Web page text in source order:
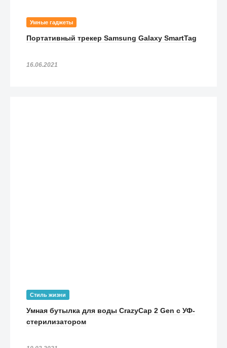
Умные гаджеты
Портативный трекер Samsung Galaxy SmartTag
16.06.2021
Стиль жизни
Умная бутылка для воды CrazyCap 2 Gen с УФ-
стерилизатором